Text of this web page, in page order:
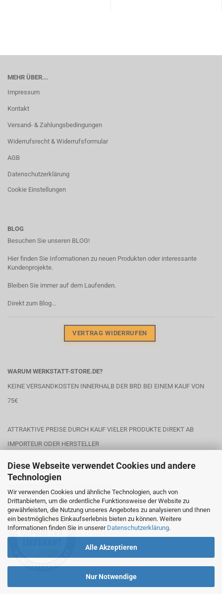
Diese Webseite verwendet Cookies und andere
Technologien
Wir verwenden Cookies und ähnliche Technologien, auch von
Drittanbietern, um die ordentliche Funktionsweise der Website zu
gewährleisten, die Nutzung unseres Angebotes zu analysieren und Ihnen
ein bestmögliches Einkaufserlebnis bieten zu können. Weitere
Informationen finden Sie in unserer Datenschutzerklärung.
Alle Akzeptieren
Nur Notwendige
MEHR ÜBER...
Impressum
Kontakt
Versand- & Zahlungsbedingungen
Widerrufsrecht & Widerrufsformular
AGB
Datenschutzerklärung
Cookie Einstellungen
BLOG
Besuchen Sie unseren BLOG!
Hier finden Sie Informationen zu neuen Produkten oder interessante
Kundenprojekte.
Bleiben Sie immer auf dem Laufenden.
Direkt zum Blog...
VERTRAG WIDERRUFEN
WARUM WERKSTATT-STORE.DE?
KEINE VERSANDKOSTEN INNERHALB DER BRD BEI EINEM KAUF VON
75€
ATTRAKTIVE PREISE DURCH KAUF VIELER PRODUKTE DIREKT AB
IMPORTEUR ODER HERSTELLER